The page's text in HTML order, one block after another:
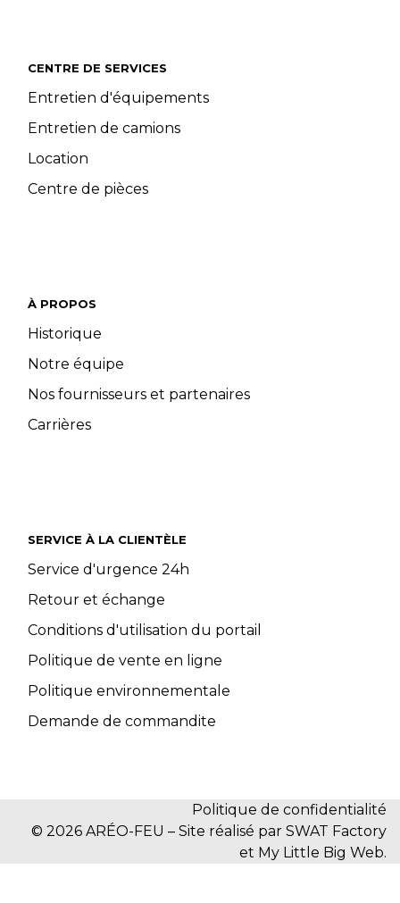
CENTRE DE SERVICES
Entretien d'équipements
Entretien de camions
Location
Centre de pièces
À PROPOS
Historique
Notre équipe
Nos fournisseurs et partenaires
Carrières
SERVICE À LA CLIENTÈLE
Service d'urgence 24h
Retour et échange
Conditions d'utilisation du portail
Politique de vente en ligne
Politique environnementale
Demande de commandite
Politique de confidentialité
© 2026 ARÉO-FEU – Site réalisé par SWAT Factory
et My Little Big Web.